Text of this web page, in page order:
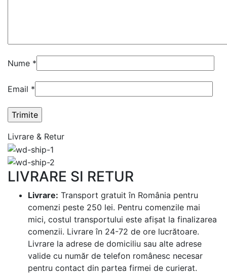
Nume *
Email *
Livrare & Retur
LIVRARE SI RETUR
Livrare: Transport gratuit în România pentru
comenzi peste 250 lei. Pentru comenzile mai
mici, costul transportului este afișat la finalizarea
comenzii. Livrare în 24-72 de ore lucrătoare.
Livrare la adrese de domiciliu sau alte adrese
valide cu număr de telefon românesc necesar
pentru contact din partea firmei de curierat.